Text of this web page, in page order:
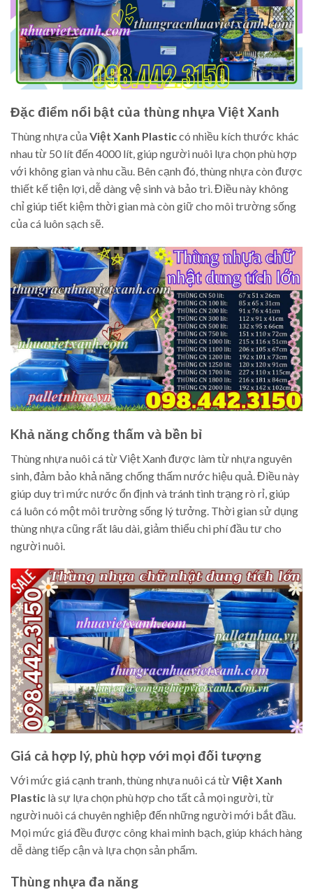
Đặc điểm nổi bật của thùng nhựa Việt Xanh
Thùng nhựa củaViệt Xanh Plasticcó nhiều kích thước khác
nhau từ 50 lít đến 4000 lít, giúp người nuôi lựa chọn phù hợp
với không gian và nhu cầu. Bên cạnh đó, thùng nhựa còn được
thiết kế tiện lợi, dễ dàng vệ sinh và bảo trì. Điều này không
chỉ giúp tiết kiệm thời gian mà còn giữ cho môi trường sống
của cá luôn sạch sẽ.
Khả năng chống thấm và bền bỉ
Thùng nhựa nuôi cá từ Việt Xanh được làm từ nhựa nguyên
sinh, đảm bảo khả năng chống thấm nước hiệu quả. Điều này
giúp duy trì mức nước ổn định và tránh tình trạng rò rỉ, giúp
cá luôn có một môi trường sống lý tưởng. Thời gian sử dụng
thùng nhựa cũng rất lâu dài, giảm thiểu chi phí đầu tư cho
người nuôi.
Giá cả hợp lý, phù hợp với mọi đối tượng
Với mức giá cạnh tranh, thùng nhựa nuôi cá từViệt Xanh
Plastic là sự lựa chọn phù hợp cho tất cả mọi người, từ
người nuôi cá chuyên nghiệp đến những người mới bắt đầu.
Mọi mức giá đều được công khai minh bạch, giúp khách hàng
dễ dàng tiếp cận và lựa chọn sản phẩm.
Thùng nhựa đa năng